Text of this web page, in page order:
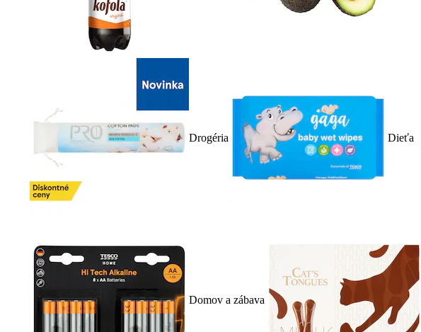
Drogéria Dieťa
Domov a zábava